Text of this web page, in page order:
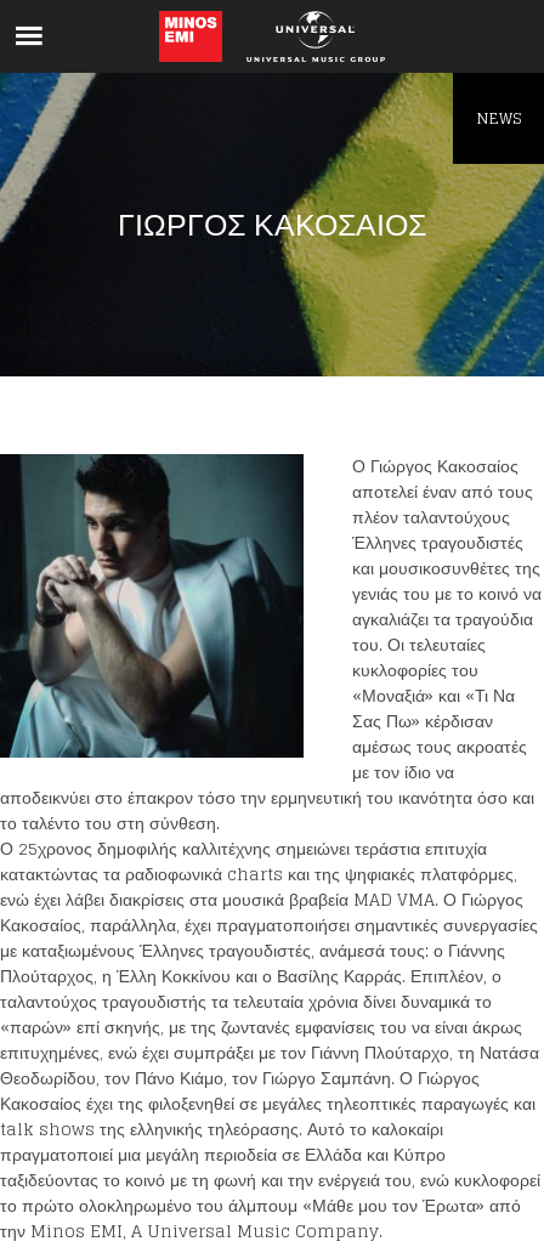
ΓΙΩΡΓΟΣ ΚΑΚΟΣΑΙΟΣ
Ο Γιώργος Κακοσαίος
αποτελεί έναν από τους
πλέον ταλαντούχους
Έλληνες τραγουδιστές
και μουσικοσυνθέτες της
γενιάς του με το κοινό να
αγκαλιάζει τα τραγούδια
του. Οι τελευταίες
κυκλοφορίες του
«Μοναξιά» και «Τι Να
Σας Πω» κέρδισαν
αμέσως τους ακροατές
με τον ίδιο να
αποδεικνύει στο έπακρον τόσο την ερμηνευτική του ικανότητα όσο και
το ταλέντο του στη σύνθεση.
Ο 25χρονος δημοφιλής καλλιτέχνης σημειώνει τεράστια επιτυχία
κατακτώντας τα ραδιοφωνικά charts και της ψηφιακές πλατφόρμες,
ενώ έχει λάβει διακρίσεις στα μουσικά βραβεία MAD VMA. Ο Γιώργος
Κακοσαίος, παράλληλα, έχει πραγματοποιήσει σημαντικές συνεργασίες
με καταξιωμένους Έλληνες τραγουδιστές, ανάμεσά τους: ο Γιάννης
Πλούταρχος, η Έλλη Κοκκίνου και ο Βασίλης Καρράς. Επιπλέον, ο
ταλαντούχος τραγουδιστής τα τελευταία χρόνια δίνει δυναμικά το
«παρών» επί σκηνής, με της ζωντανές εμφανίσεις του να είναι άκρως
επιτυχημένες, ενώ έχει συμπράξει με τον Γιάννη Πλούταρχο, τη Νατάσα
Θεοδωρίδου, τον Πάνο Κιάμο, τον Γιώργο Σαμπάνη. Ο Γιώργος
Κακοσαίος έχει της φιλοξενηθεί σε μεγάλες τηλεοπτικές παραγωγές και
talk shows της ελληνικής τηλεόρασης. Αυτό το καλοκαίρι
πραγματοποιεί μια μεγάλη περιοδεία σε Ελλάδα και Κύπρο
ταξιδεύοντας το κοινό με τη φωνή και την ενέργειά του, ενώ κυκλοφορεί
το πρώτο ολοκληρωμένο του άλμπουμ «Μάθε μου τον Έρωτα» από
την Minos EMI, A Universal Music Company.
NEWS
Like being first?
Get news from your favorite artists before
everyone else.